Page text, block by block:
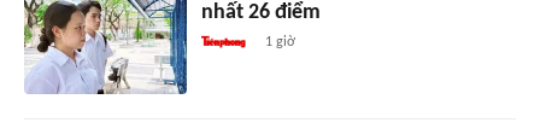
nhất 26 điểm
1 giờ